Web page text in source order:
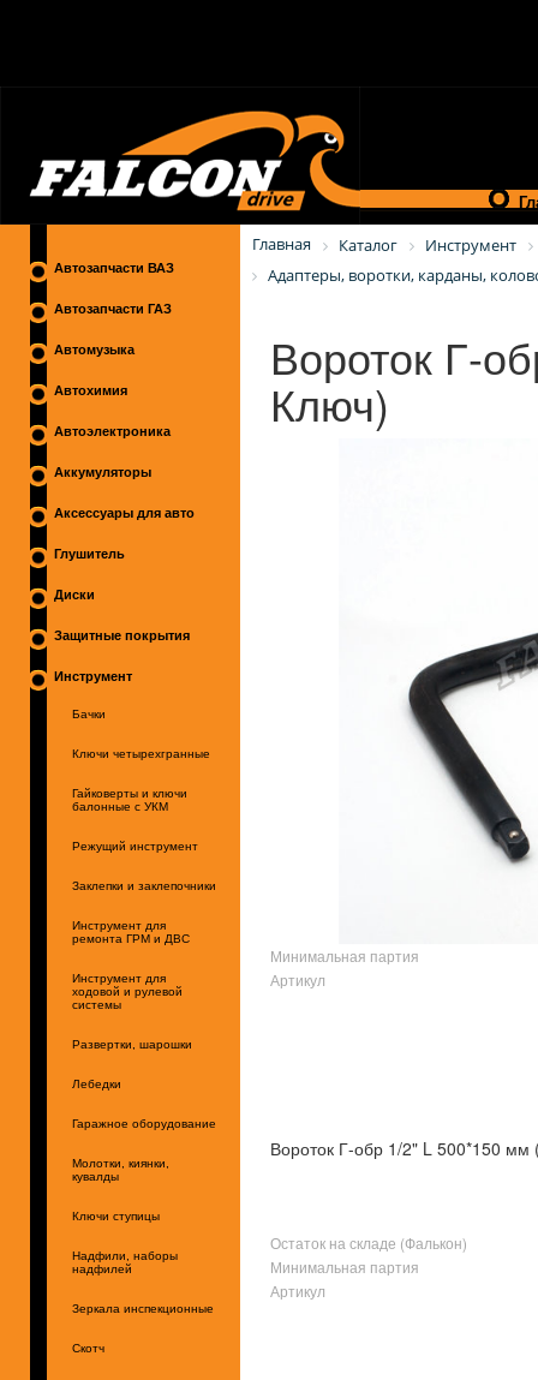
Автозапчасти ВАЗ
Автозапчасти ГАЗ
Автомузыка
Автохимия
Автоэлектроника
Аккумуляторы
Аксессуары для авто
Глушитель
Диски
Защитные покрытия
Инструмент
Бачки
Ключи четырехгранные
Гайковерты и ключи
балонные с УКМ
Режущий инструмент
Заклепки и заклепочники
Инструмент для
ремонта ГРМ и ДВС
Инструмент для
ходовой и рулевой
системы
Развертки, шарошки
Лебедки
Гаражное оборудование
Молотки, киянки,
кувалды
Ключи ступицы
Надфили, наборы
надфилей
Зеркала инспекционные
Скотч
Главная Каталог
Инструмент
Адаптеры, воротки, карданы,
Вороток Г-
Ключ)
Минимальная партия
Артикул
Вороток Г-обр 1/2" L 500*150
Остаток на складе (Фалькон)
Минимальная партия
Артикул